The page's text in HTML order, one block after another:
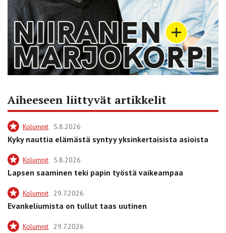
Aiheeseen liittyvät artikkelit
Kolumnit 5.8.2026
Kyky nauttia elämästä syntyy yksinkertaisista asioista
Kolumnit 5.8.2026
Lapsen saaminen teki papin työstä vaikeampaa
Kolumnit 29.7.2026
Evankeliumista on tullut taas uutinen
Kolumnit 29.7.2026